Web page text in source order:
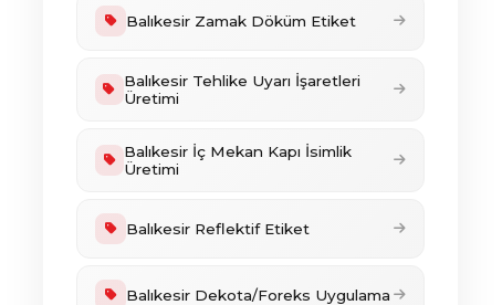
Balıkesir Zamak Döküm Etiket
Balıkesir Tehlike Uyarı İşaretleri
Üretimi
Balıkesir İç Mekan Kapı İsimlik
Üretimi
Balıkesir Reflektif Etiket
Balıkesir Dekota/Foreks Uygulama